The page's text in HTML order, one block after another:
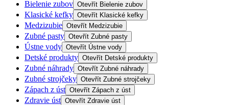
Bielenie zubov Otevřít Bielenie zubov
Klasické kefky Otevřít Klasické kefky
Medzizubie Otevřít Medzizubie
Zubné pasty Otevřít Zubné pasty
Ústne vody Otevřít Ústne vody
Detské produkty Otevřít Detské produkty
Zubné náhrady Otevřít Zubné náhrady
Zubné strojčeky Otevřít Zubné strojčeky
Zápach z úst Otevřít Zápach z úst
Zdravie úst Otevřít Zdravie úst